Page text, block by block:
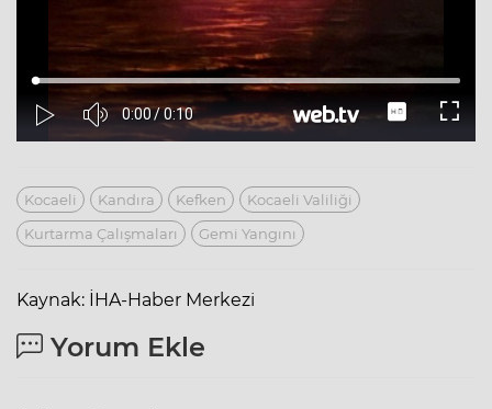
Kocaeli Kandıra Kefken
Kocaeli Valiliği
Kurtarma Çalışmaları
Gemi Yangını
Kaynak: İHA-Haber Merkezi
Yorum Ekle